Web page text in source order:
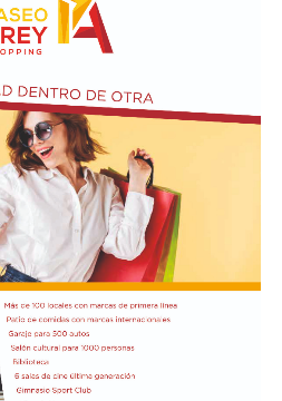
y organizaciones sociales
de paz, pan, tierra, techo